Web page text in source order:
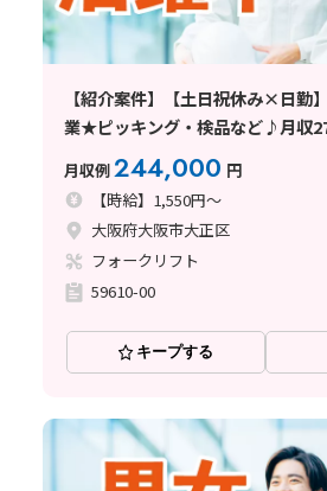
【紹介案件】【土日祝休み×日勤
業★ピッキング・検品など♪月収
月収例244,000 円
【時給】1,550円～
大阪府大阪市大正区
フォークリフト
59610-00
キープする